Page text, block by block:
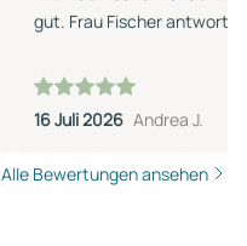
gut. Frau Fischer antwortet
16 Juli 2026 Andrea J.
Alle Bewertungen ansehen